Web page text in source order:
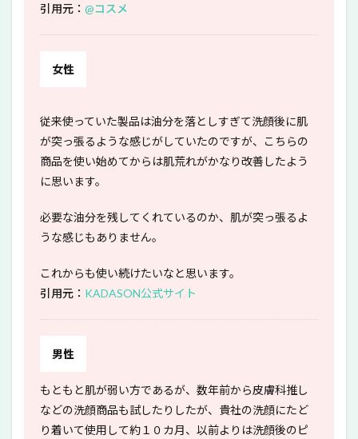
引用元： @コスメ
女性
従来使っていた製品は油分を落としすぎて洗顔後に肌
が突っ張るような感じがしていたのですが、こちらの
商品を使い始めてからは肌荒れがかなり改善したよう
に思います。
必要な油分を残してくれているのか、肌が突っ張るよ
うな感じもありません。
これからも使い続けたいなと思います。
引用元： KADASON公式サイト
男性
もともと肌が弱い方であるが、数年前から皮膚科推し
などの洗顔商品も試したりしたが、貴社の洗顔にたど
り着いて使用して約１０カ月、以前よりは洗顔後のピ